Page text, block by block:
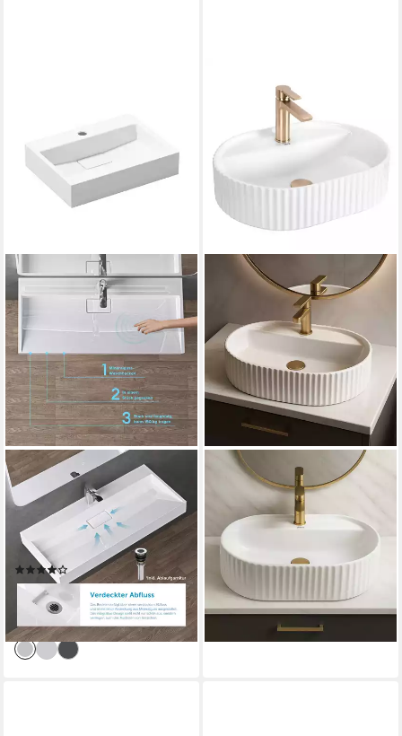
DOPORRO
Waschbecken
Aufsatzwaschbecken mit
Ablaufgarnitur Waschtisch
Mineralguss Col19, mit
Hahnlöcher(40)
ab 99,95 € UVP131,94 €
-24%
lieferbar - in 4-5 Werktagen bei dir
WOHNWERK.IDEE
Aufsatzwaschbecken
Waschbecken oval geriffelt
Keramik Design Waschtisch
50/60 cm
ab 78,90 €
lieferbar - in 2-3 Werktagen bei dir